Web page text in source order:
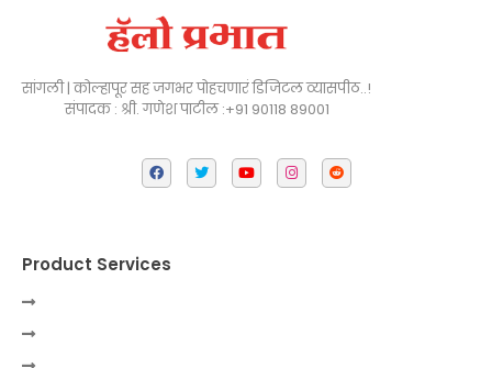
सांगली | कोल्हापूर सह जगभर पोहचणारं डिजिटल व्यासपीठ..!
संपादक : श्री. गणेश पाटील :+91 90118 89001
Product Services